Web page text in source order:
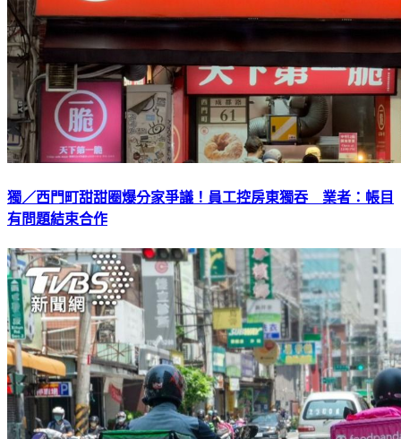
獨／西門町甜甜圈爆分家爭議！員工控房東獨吞 業者：帳目
有問題結束合作